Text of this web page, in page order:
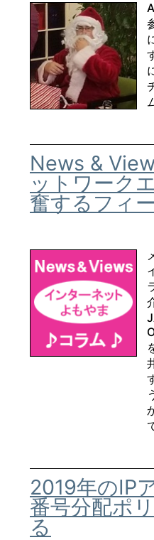
News &
ットワーク
奮するフィ
2019年のIP
番号分配ポ
る